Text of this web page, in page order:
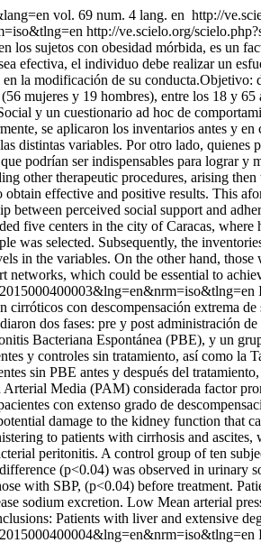
vol. 69 num. 4 lang. en http://
http://ve.scielo.org/
los sujetos con obesidad mórbida, es un
efectiva, el individuo debe realizar un
la modificación de su
mujeres y 19 hombres), entre los 18 y
y un cuestionario ad hoc de
se aplicaron los inventarios antes y
distintas variables. Por otro lado,
podrían ser indispensables para lograr
other therapeutic procedures, arising
effective and positive results. This
perceived social support and
five centers in the city of Caracas,
was selected. Subsequently, the
in the variables. On the other hand,
networks, which could be essential to
con descompensación extrema
dos fases: pre y post
Bacteriana Espontánea (PBE), y un
y controles sin tratamiento, así como la
sin PBE antes y después del
Media (PAM) considerada factor
con extenso grado de
damage to the kidney function that
to patients with cirrhosis and
peritonitis. A control group of ten
(p<0.04) was observed in
with SBP, (p<0.04) before treatment.
sodium excretion. Low Mean arterial
Patients with liver and extensive